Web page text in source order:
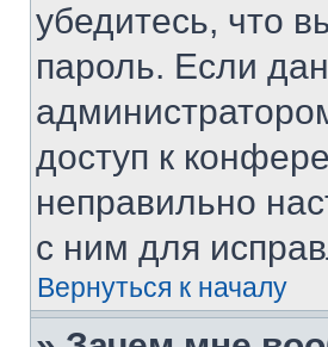
убедитесь, что
пароль. Если
доступ к
неправильно
с ним для
Вернуться к началу